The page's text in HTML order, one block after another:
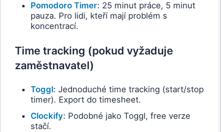
Pomodoro Timer: 25 minut práce, 5 minut
pauza. Pro lidi, kteří mají problém s
koncentrací.
Time tracking (pokud vyžaduje
zaměstnavatel)
Toggl: Jednoduché time tracking (start/stop
timer). Export do timesheet.
Clockify: Podobné jako Toggl, free verze
stačí.